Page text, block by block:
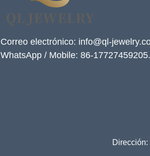
Correo electrónico: info@ql-
WhatsApp / Mobile: 86-17727459205.